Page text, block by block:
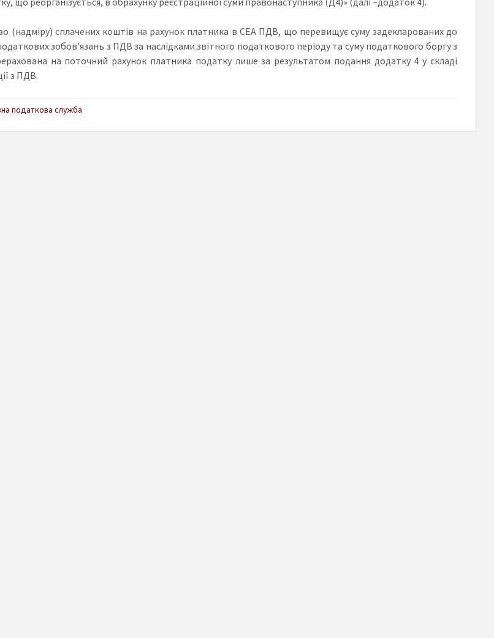
(надміру) сплачених коштів на рахунок платника в СЕА ПДВ, що перевищує суму задекларованих до
зобов’язань з ПДВ за наслідками звітного податкового періоду та суму податкового боргу з
на поточний рахунок платника податку лише за результатом подання додатку 4 у складі
з ПДВ.
податкова служба